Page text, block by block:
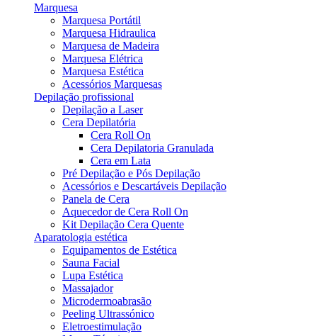
Marquesa
Marquesa Portátil
Marquesa Hidraulica
Marquesa de Madeira
Marquesa Elétrica
Marquesa Estética
Acessórios Marquesas
Depilação profissional
Depilação a Laser
Cera Depilatória
Cera Roll On
Cera Depilatoria Granulada
Cera em Lata
Pré Depilação e Pós Depilação
Acessórios e Descartáveis Depilação
Panela de Cera
Aquecedor de Cera Roll On
Kit Depilação Cera Quente
Aparatologia estética
Equipamentos de Estética
Sauna Facial
Lupa Estética
Massajador
Microdermoabrasão
Peeling Ultrassónico
Eletroestimulação